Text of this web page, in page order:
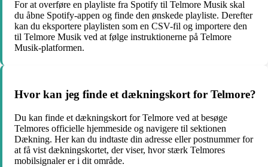
For at overføre en playliste fra Spotify til Telmore Musik skal
du åbne Spotify-appen og finde den ønskede playliste. Derefter
kan du eksportere playlisten som en CSV-fil og importere den
til Telmore Musik ved at følge instruktionerne på Telmore
Musik-platformen.
Hvor kan jeg finde et dækningskort for Telmore?
Du kan finde et dækningskort for Telmore ved at besøge
Telmores officielle hjemmeside og navigere til sektionen
Dækning. Her kan du indtaste din adresse eller postnummer for
at få vist dækningskortet, der viser, hvor stærk Telmores
mobilsignaler er i dit område.